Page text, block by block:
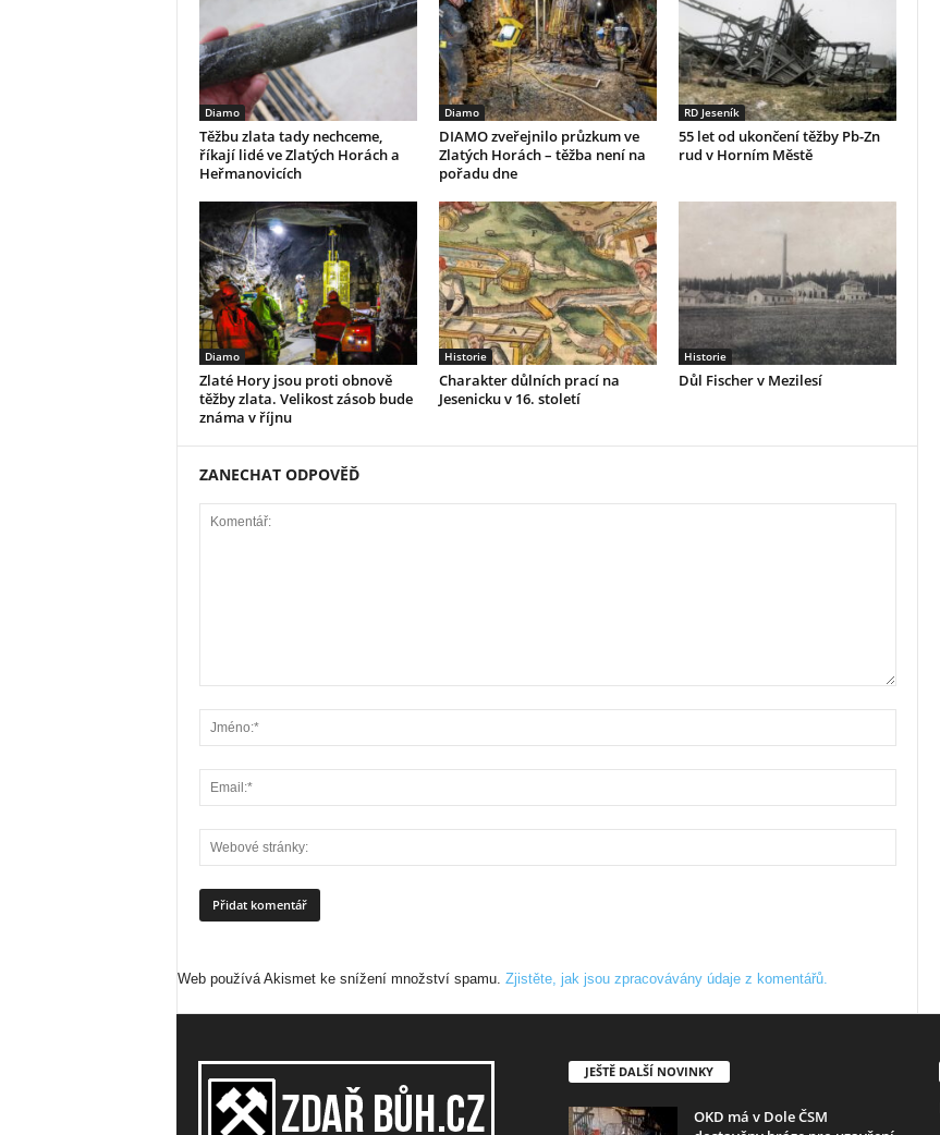
Diamo
Těžbu zlata tady nechceme,
říkají lidé ve Zlatých Horách a
Heřmanovicích
Diamo
DIAMO zveřejnilo průzkum ve
Zlatých Horách – těžba není na
pořadu dne
RD Jeseník
55 let od ukončení těžby Pb-Zn
rud v Horním Městě
Diamo
Zlaté Hory jsou proti obnově
těžby zlata. Velikost zásob bude
známa v říjnu
Historie
Charakter důlních prací na
Jesenicku v 16. století
Historie
Důl Fischer v Mezilesí
ZANECHAT ODPOVĚĎ
Web používá Akismet ke snížení množství spamu. Zjistěte, jak jsou zpracovávány údaje z komentářů.
JEŠTĚ DALŠÍ NOVINKY
OKD má v Dole ČSM